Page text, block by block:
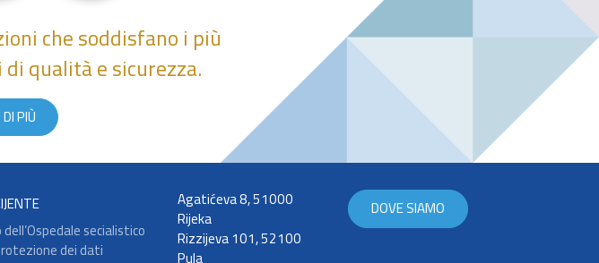
che soddisfano i più
qualità e sicurezza.
PIÙ
secialistico
dei dati
Agatićeva 8, 51000
Rijeka
Rizzijeva 101, 52100
DOVE SIAMO